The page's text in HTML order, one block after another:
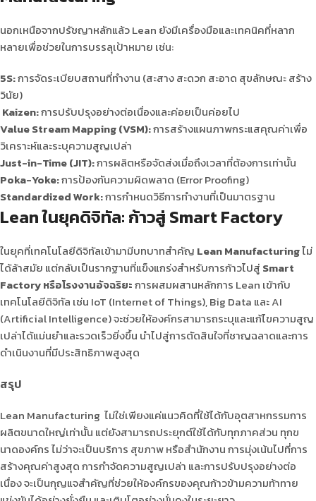
นอกเหนือจากปรัชญาหลักแล้ว Lean ยังมีเครื่องมือและเทคนิคที่หลาก
หลายเพื่อช่วยในการบรรลุเป้าหมาย เช่น:
5S:การจัดระเบียบสถานที่ทำงาน (สะสาง สะดวก สะอาด สุขลักษณะ สร้าง
วินัย)
Kaizen:การปรับปรุงอย่างต่อเนื่องและค่อยเป็นค่อยไป
Value Stream Mapping (VSM):การสร้างแผนภาพกระแสคุณค่าเพื่อ
วิเคราะห์และระบุความสูญเปล่า
Just-in-Time (JIT):การผลิตหรือจัดส่งเมื่อถึงเวลาที่ต้องการเท่านั้น
Poka-Yoke:การป้องกันความผิดพลาด (Error Proofing)
Standardized Work:การกำหนดวิธีการทำงานที่เป็นมาตรฐาน
Lean ในยุคดิจิทัล: ก้าวสู่ Smart Factory
ในยุคที่เทคโนโลยีดิจิทัลเข้ามามีบทบาทสำคัญ Lean Manufacturingไม่
ได้ล้าสมัย แต่กลับเป็นรากฐานที่แข็งแกร่งสำหรับการก้าวไปสู่ Smart
Factory หรือโรงงานอัจฉริยะการผสมผสานหลักการ Lean เข้ากับ
เทคโนโลยีดิจิทัล เช่น IoT (Internet of Things), Big Data และ AI
(Artificial Intelligence) จะช่วยให้องค์กรสามารถระบุและแก้ไขความสูญ
เปล่าได้แม่นยำและรวดเร็วยิ่งขึ้น นำไปสู่การตัดสินใจที่ชาญฉลาดและการ
ดำเนินงานที่มีประสิทธิภาพสูงสุด
สรุป
Lean Manufacturing ไม่ใช่เพียงแค่แนวคิดที่ใช้ได้กับอุตสาหกรรมการ
ผลิตขนาดใหญ่เท่านั้น แต่ยังสามารถประยุกต์ใช้ได้กับทุกภาคส่วน ทุกข
นาดองค์กร ไม่ว่าจะเป็นบริการ สุขภาพ หรือสำนักงาน การมุ่งเน้นไปที่การ
สร้างคุณค่าสูงสุด การกำจัดความสูญเปล่า และการปรับปรุงอย่างต่อ
เนื่อง จะเป็นกุญแจสำคัญที่ช่วยให้องค์กรของคุณก้าวข้ามความท้าทาย